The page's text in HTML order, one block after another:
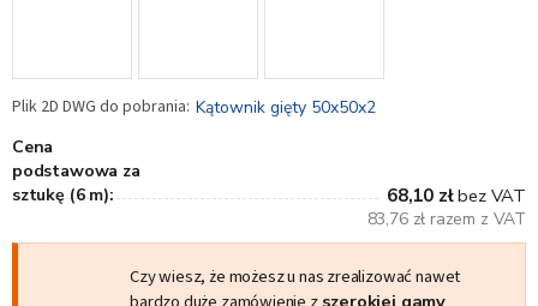
Kątownik gięty 50x50x2
Cena
podstawowa za
sztukę (6 m):
68,10 złbez VAT
83,76 zł razem z VAT
Czy wiesz, że możesz u nas zrealizować nawet